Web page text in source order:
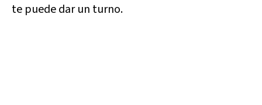
te puede dar un turno.